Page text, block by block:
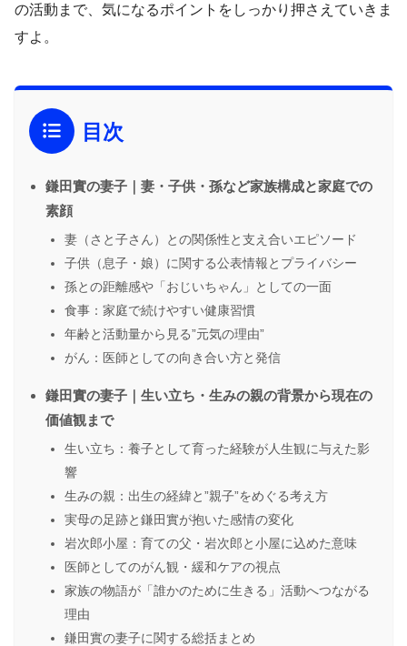
の活動まで、気になるポイントをしっかり押さえていきま
すよ。
目次
鎌田實の妻子｜妻・子供・孫など家族構成と家庭での
素顔
妻（さと子さん）との関係性と支え合いエピソード
子供（息子・娘）に関する公表情報とプライバシー
孫との距離感や「おじいちゃん」としての一面
食事：家庭で続けやすい健康習慣
年齢と活動量から見る”元気の理由”
がん：医師としての向き合い方と発信
鎌田實の妻子｜生い立ち・生みの親の背景から現在の
価値観まで
生い立ち：養子として育った経験が人生観に与えた影
響
生みの親：出生の経緯と”親子”をめぐる考え方
実母の足跡と鎌田實が抱いた感情の変化
岩次郎小屋：育ての父・岩次郎と小屋に込めた意味
医師としてのがん観・緩和ケアの視点
家族の物語が「誰かのために生きる」活動へつながる
理由
鎌田實の妻子に関する総括まとめ